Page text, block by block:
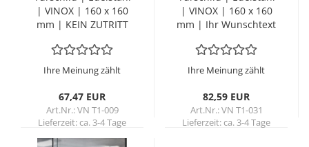
| VINOX | 160 x 160
mm | KEIN ZU­TRITT
Ihre Meinung zählt
67,47 EUR
Art.Nr.: VN T1-009
Lieferzeit:ca. 3-4 Tage
| VINOX | 160 x 160
mm | Ihr Wunsch­text
Ihre Meinung zählt
82,59 EUR
Art.Nr.: VN T1-031
Lieferzeit:ca. 3-4 Tage